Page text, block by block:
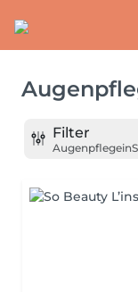
Filter
Augenpflegein